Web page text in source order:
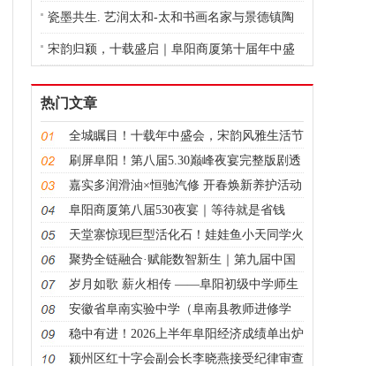
镇陶艺名师跨界艺术交流活动圆满举行
瓷墨共生. 艺润太和-太和书画名家与景德镇陶
艺名师跨界艺术交流活动圆满启幕
宋韵归颍，十载盛启｜阜阳商厦第十届年中盛
热门文章
全城瞩目！十载年中盛会，宋韵风雅生活节
惊艳启幕
刷屏阜阳！第八届5.30巅峰夜宴完整版剧透
来袭
嘉实多润滑油×恒驰汽修 开春焕新养护活动
阜阳商厦第八届530夜宴｜等待就是省钱
天堂寨惊现巨型活化石！娃娃鱼小天同学火
出圈
聚势全链融合·赋能数智新生｜第九届中国
智能建筑节高峰论坛落地阜阳，共启建筑产
业数智新征程
岁月如歌 薪火相传 ——阜阳初级中学师生
联谊会第七届大会圆满举行
安徽省阜南实验中学（阜南县教师进修学
校）原党委书记、副县级校长尹维川接受纪
律审查和监察调查
稳中有进！2026上半年阜阳经济成绩单出炉
颍州区红十字会副会长李晓燕接受纪律审查